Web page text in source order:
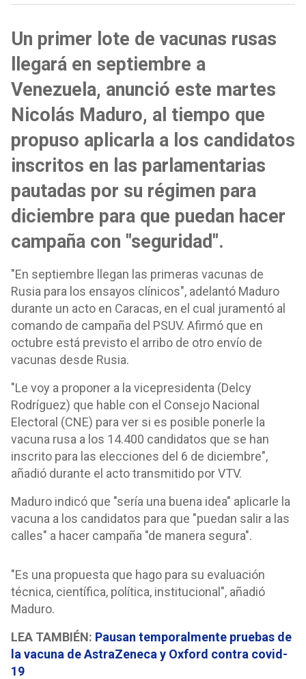
Un primer lote de vacunas rusas
llegará en septiembre a
Venezuela, anunció este martes
Nicolás Maduro, al tiempo que
propuso aplicarla a los candidatos
inscritos en las parlamentarias
pautadas por su régimen para
diciembre para que puedan hacer
campaña con "seguridad".
"En septiembre llegan las primeras vacunas de
Rusia para los ensayos clínicos", adelantó Maduro
durante un acto en Caracas, en el cual juramentó al
comando de campaña del PSUV. Afirmó que en
octubre está previsto el arribo de otro envío de
vacunas desde Rusia.
"Le voy a proponer a la vicepresidenta (Delcy
Rodríguez) que hable con el Consejo Nacional
Electoral (CNE) para ver si es posible ponerle la
vacuna rusa a los 14.400 candidatos que se han
inscrito para las elecciones del 6 de diciembre",
añadió durante el acto transmitido por VTV.
Maduro indicó que "sería una buena idea" aplicarle la
vacuna a los candidatos para que "puedan salir a las
calles" a hacer campaña "de manera segura".
"Es una propuesta que hago para su evaluación
técnica, científica, política, institucional", añadió
Maduro.
LEA TAMBIÉN: Pausan temporalmente pruebas de
la vacuna de AstraZeneca y Oxford contra covid-
19